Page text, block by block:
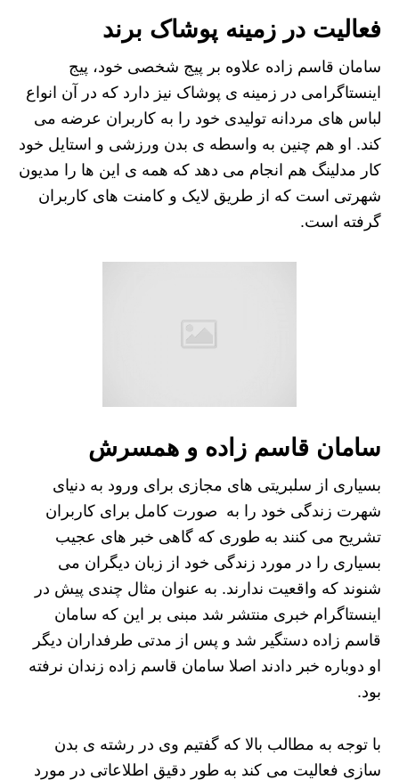
فعالیت در زمینه پوشاک برند
سامان قاسم زاده علاوه بر پیج شخصی خود، پیج
اینستاگرامی در زمینه ی پوشاک نیز دارد که در آن انواع
لباس های مردانه تولیدی خود را به کاربران عرضه می
کند. او هم چنین به واسطه ی بدن ورزشی و استایل خود
کار مدلینگ هم انجام می دهد که همه ی این ها را مدیون
شهرتی است که از طریق لایک و کامنت های کاربران
گرفته است.
سامان قاسم زاده و همسرش
بسیاری از سلبریتی های مجازی برای ورود به دنیای
شهرت زندگی خود را به صورت کامل برای کاربران
تشریح می کنند به طوری که گاهی خبر های عجیب
بسیاری را در مورد زندگی خود از زبان دیگران می
شنوند که واقعیت ندارند. به عنوان مثال چندی پیش در
اینستاگرام خبری منتشر شد مبنی بر این که سامان
قاسم زاده دستگیر شد و پس از مدتی طرفداران دیگر
او دوباره خبر دادند اصلا سامان قاسم زاده زندان نرفته
بود.
با توجه به مطالب بالا که گفتیم وی در رشته ی بدن
سازی فعالیت می کند به طور دقیق اطلاعاتی در مورد